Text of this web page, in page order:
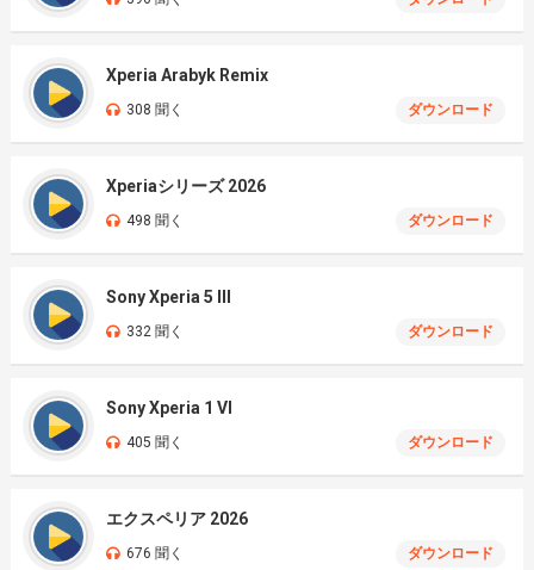
Xperia Arabyk Remix
308 聞く ダウンロード
Xperiaシリーズ 2026
498 聞く ダウンロード
Sony Xperia 5 III
332 聞く ダウンロード
Sony Xperia 1 VI
405 聞く ダウンロード
エクスペリア 2026
676 聞く ダウンロード